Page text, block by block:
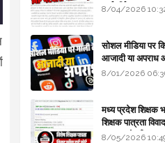
मार्गदर्शिका
8/04/2026
सोशल मीडिया पर
आजादी या अपराध
प्रावधान - free
8/01/2026
मध्य प्रदेश शिक्षक
शिक्षक पात्रता
सरकार से माँगा
8/05/2026